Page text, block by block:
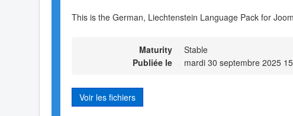
This is the German, Liechtenstein Language Pack for
Maturity
Stable
Publiée le
mardi 30 septembre 2025
Voir les fichiers